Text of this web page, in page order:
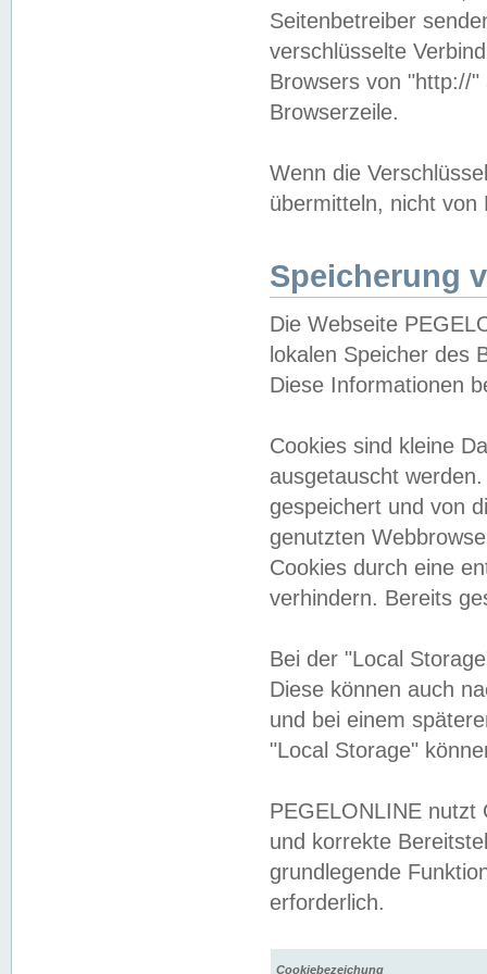
Seitenbetreiber
verschlüsselte
Browsers von "http://
Browserzeile.
Wenn die
übermitteln, nicht von
Speicherung
Die Webseite
lokalen Speicher des
Diese Informationen
Cookies sind kleine
ausgetauscht
gespeichert und von
genutzten
Cookies durch eine
verhindern. Bereits
Bei der "Local
Diese können auch
und bei einem
"Local Storage"
PEGELONLINE nutzt
und korrekte
grundlegende
erforderlich.
Cookiebezeichung